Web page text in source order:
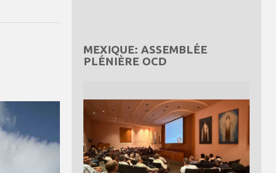
MEXIQUE: ASSEMBLÉE
PLÉNIÈRE OCD